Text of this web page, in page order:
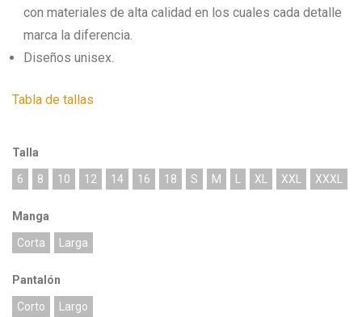
con materiales de alta calidad en los cuales cada detalle
marca la diferencia.
Diseños unisex.
Tabla de tallas
Talla
6 8 10 12 14 16 18 S M XL XXL XXXL
Manga
Corta Larga
Pantalón
Corto Largo